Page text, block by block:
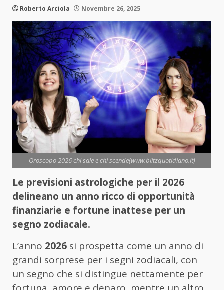
Roberto Arciola Novembre 26, 2025
Oroscopo 2026 chi sale e chi scende(www.blitzquotidiano.it)
Le previsioni astrologiche per il 2026
delineano un anno ricco di opportunità
finanziarie e fortune inattese per un
segno zodiacale.
L’anno 2026 si prospetta come un anno di
grandi sorprese per i segni zodiacali, con
un segno che si distingue nettamente per